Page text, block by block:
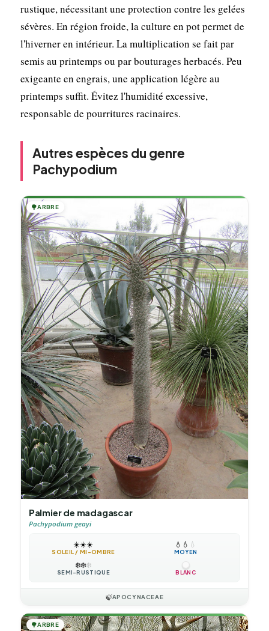
rustique, nécessitant une protection contre les gelées
sévères. En région froide, la culture en pot permet de
l'hiverner en intérieur. La multiplication se fait par
semis au printemps ou par bouturages herbacés. Peu
exigeante en engrais, une application légère au
printemps suffit. Évitez l'humidité excessive,
responsable de pourritures racinaires.
Autres espèces du genre
Pachypodium
🌳ARBRE
Palmier de madagascar
Pachypodium geayi
☀️☀️☀️
SOLEIL / MI-OMBRE
💧 💧 💧
MOYEN
❄️❄️❄️
SEMI-RUSTIQUE BLANC
🍃APOCYNACEAE
🌳ARBRE